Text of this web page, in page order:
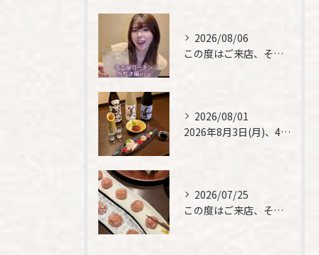
2026/08/06
この度はご来店、そして素敵なご紹介誠にありがとうございます✨...
2026/08/01
2026年8月3日(月)、4日(火)は、臨時休業させて頂きま...
2026/07/25
この度はご来店、そして素敵なご紹介誠にありがとうございます✨...